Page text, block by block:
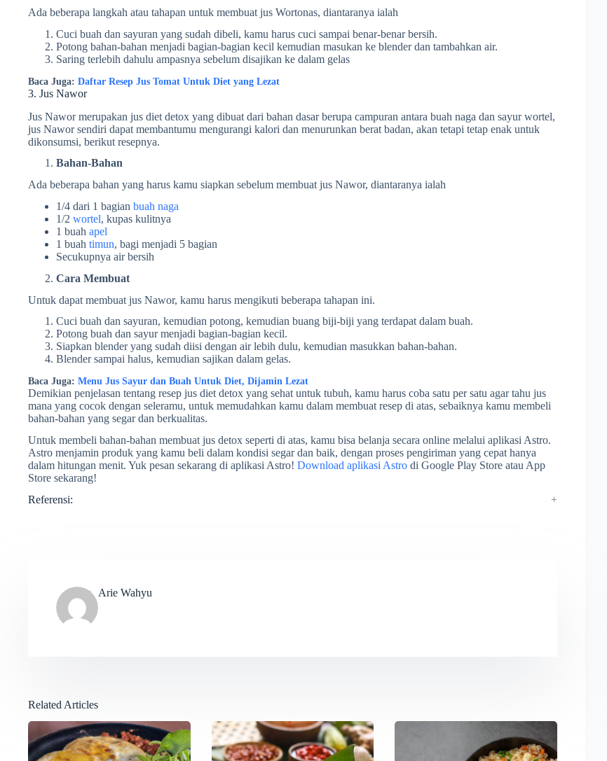
Ada beberapa langkah atau tahapan untuk membuat jus Wortonas, diantaranya ialah
Cuci buah dan sayuran yang sudah dibeli, kamu harus cuci sampai benar-benar bersih.
Potong bahan-bahan menjadi bagian-bagian kecil kemudian masukan ke blender dan tambahkan air.
Saring terlebih dahulu ampasnya sebelum disajikan ke dalam gelas
Baca Juga: Daftar Resep Jus Tomat Untuk Diet yang Lezat
3. Jus Nawor
Jus Nawor merupakan jus diet detox yang dibuat dari bahan dasar berupa campuran antara buah naga dan sayur wortel,
jus Nawor sendiri dapat membantumu mengurangi kalori dan menurunkan berat badan, akan tetapi tetap enak untuk
dikonsumsi, berikut resepnya.
Bahan-Bahan
Ada beberapa bahan yang harus kamu siapkan sebelum membuat jus Nawor, diantaranya ialah
1/4 dari 1 bagian buah naga
1/2 wortel, kupas kulitnya
1 buah apel
1 buah timun, bagi menjadi 5 bagian
Secukupnya air bersih
Cara Membuat
Untuk dapat membuat jus Nawor, kamu harus mengikuti beberapa tahapan ini.
Cuci buah dan sayuran, kemudian potong, kemudian buang biji-biji yang terdapat dalam buah.
Potong buah dan sayur menjadi bagian-bagian kecil.
Siapkan blender yang sudah diisi dengan air lebih dulu, kemudian masukkan bahan-bahan.
Blender sampai halus, kemudian sajikan dalam gelas.
Baca Juga: Menu Jus Sayur dan Buah Untuk Diet, Dijamin Lezat
Demikian penjelasan tentang resep jus diet detox yang sehat untuk tubuh, kamu harus coba satu per satu agar tahu jus
mana yang cocok dengan seleramu, untuk memudahkan kamu dalam membuat resep di atas, sebaiknya kamu membeli
bahan-bahan yang segar dan berkualitas.
Untuk membeli bahan-bahan membuat jus detox seperti di atas, kamu bisa belanja secara online melalui aplikasi Astro.
Astro menjamin produk yang kamu beli dalam kondisi segar dan baik, dengan proses pengiriman yang cepat hanya
dalam hitungan menit. Yuk pesan sekarang di aplikasi Astro! Download aplikasi Astro di Google Play Store atau App
Store sekarang!
Referensi:
Arie Wahyu
Related Articles